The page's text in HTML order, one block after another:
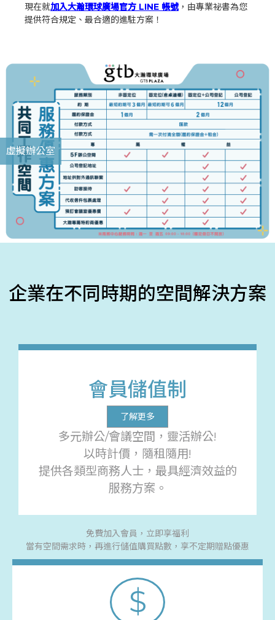
現在就加入大瀚環球廣場官方 LINE 帳號，由專業祕書為您
提供符合規定、最合適的進駐方案！
虛擬辦公室
企業在不同時期的空間解決方案
會員儲值制
了解更多
多元辦公/會議空間，靈活辦公!
以時計價，隨租隨用!
提供各類型商務人士，最具經濟效益的
服務方案。
免費加入會員，立即享福利
當有空間需求時，再進行儲值購買點數，享不定期贈點優惠
$